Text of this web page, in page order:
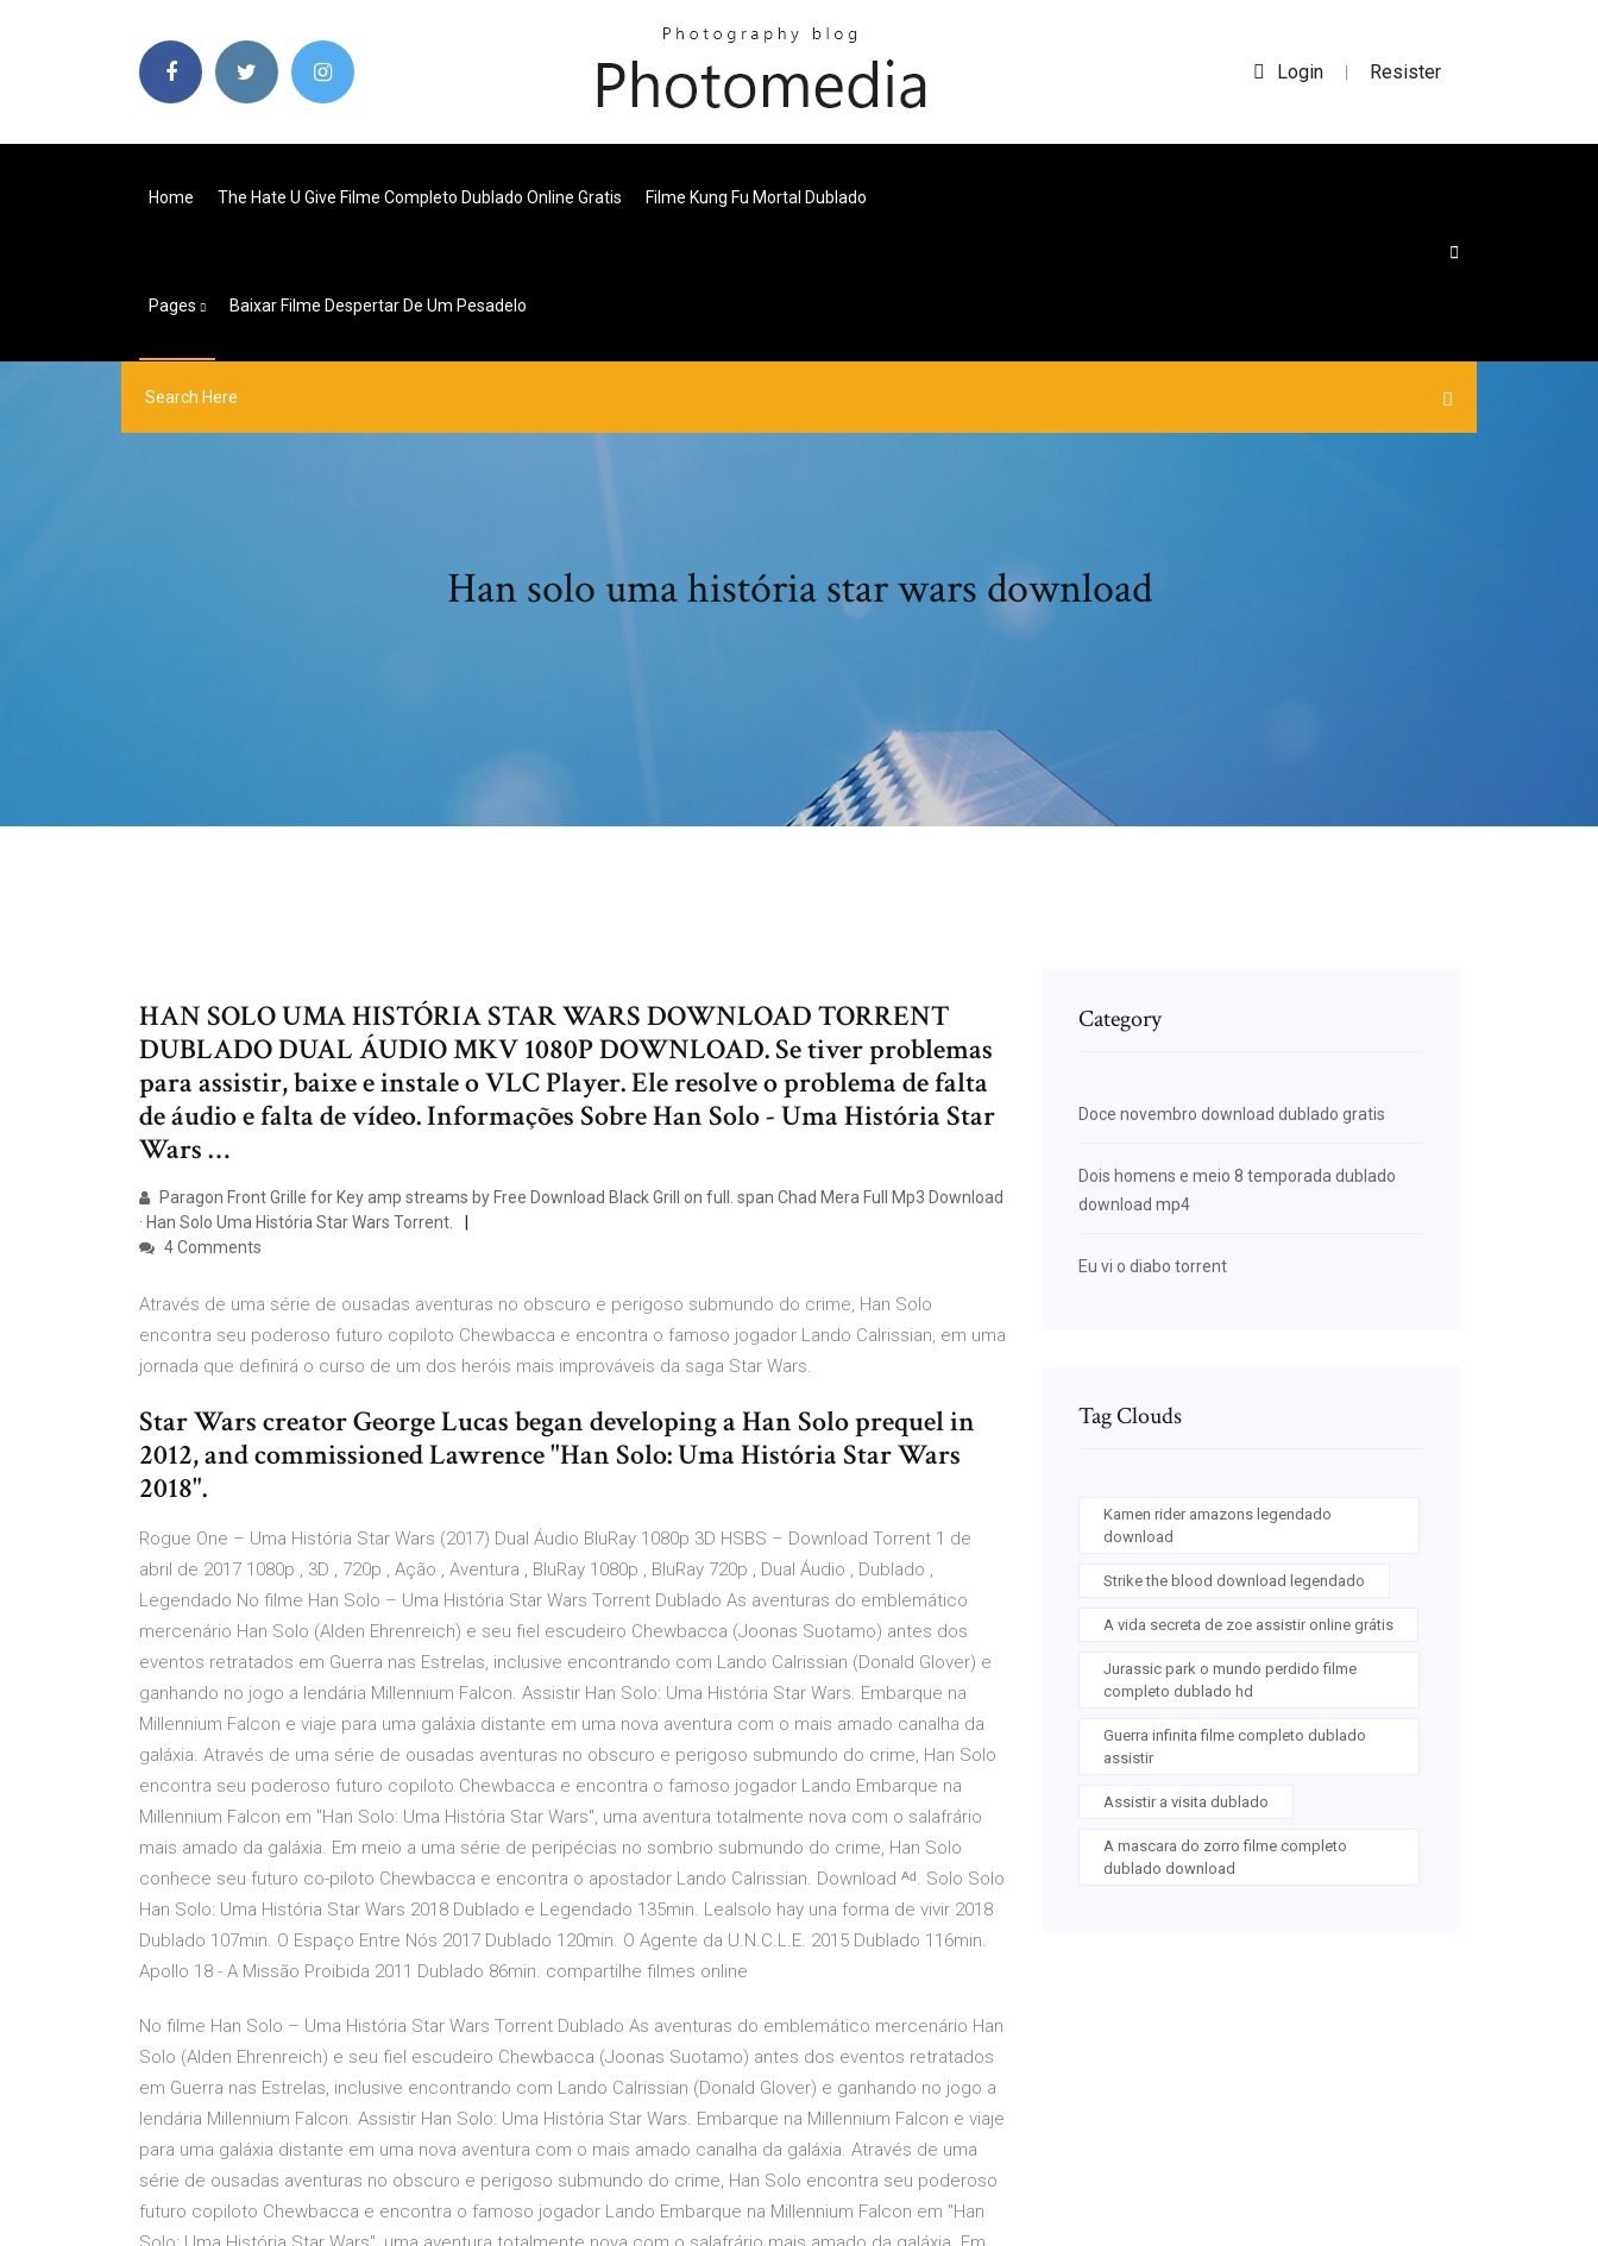
Login | Resister
Home The Hate U Give Filme Completo Dublado Online Gratis Filme Kung Fu Mortal Dublado
Pages Baixar Filme Despertar De Um Pesadelo
Han solo uma história star wars download
HAN SOLO UMA HISTÓRIA STAR WARS DOWNLOAD TORRENT
DUBLADO DUAL ÁUDIO MKV 1080P DOWNLOAD. Se tiver problemas
para assistir, baixe e instale o VLC Player. Ele resolve o problema de falta
de áudio e falta de vídeo. Informações Sobre Han Solo - Uma História Star
Wars …
Paragon Front Grille for Key amp streams by Free Download Black Grill on full. span Chad Mera Full Mp3 Download
· Han Solo Uma História Star Wars Torrent.
4 Comments
Através de uma série de ousadas aventuras no obscuro e perigoso submundo do crime, Han Solo
encontra seu poderoso futuro copiloto Chewbacca e encontra o famoso jogador Lando Calrissian, em uma
jornada que definirá o curso de um dos heróis mais improváveis da saga Star Wars.
Star Wars creator George Lucas began developing a Han Solo prequel in
2012, and commissioned Lawrence "Han Solo: Uma História Star Wars
2018".
Rogue One – Uma História Star Wars (2017) Dual Áudio BluRay 1080p 3D HSBS – Download Torrent 1 de
abril de 2017 1080p , 3D , 720p , Ação , Aventura , BluRay 1080p , BluRay 720p , Dual Áudio , Dublado ,
Legendado No filme Han Solo – Uma História Star Wars Torrent Dublado As aventuras do emblemático
mercenário Han Solo (Alden Ehrenreich) e seu fiel escudeiro Chewbacca (Joonas Suotamo) antes dos
eventos retratados em Guerra nas Estrelas, inclusive encontrando com Lando Calrissian (Donald Glover) e
ganhando no jogo a lendária Millennium Falcon. Assistir Han Solo: Uma História Star Wars. Embarque na
Millennium Falcon e viaje para uma galáxia distante em uma nova aventura com o mais amado canalha da
galáxia. Através de uma série de ousadas aventuras no obscuro e perigoso submundo do crime, Han Solo
encontra seu poderoso futuro copiloto Chewbacca e encontra o famoso jogador Lando Embarque na
Millennium Falcon em "Han Solo: Uma História Star Wars", uma aventura totalmente nova com o salafrário
mais amado da galáxia. Em meio a uma série de peripécias no sombrio submundo do crime, Han Solo
conhece seu futuro co-piloto Chewbacca e encontra o apostador Lando Calrissian. Download ᴬᵈ. Solo Solo
Han Solo: Uma História Star Wars 2018 Dublado e Legendado 135min. Lealsolo hay una forma de vivir 2018
Dublado 107min. O Espaço Entre Nós 2017 Dublado 120min. O Agente da U.N.C.L.E. 2015 Dublado 116min.
Apollo 18 - A Missão Proibida 2011 Dublado 86min. compartilhe filmes online
No filme Han Solo – Uma História Star Wars Torrent Dublado As aventuras do emblemático mercenário Han
Solo (Alden Ehrenreich) e seu fiel escudeiro Chewbacca (Joonas Suotamo) antes dos eventos retratados
em Guerra nas Estrelas, inclusive encontrando com Lando Calrissian (Donald Glover) e ganhando no jogo a
lendária Millennium Falcon. Assistir Han Solo: Uma História Star Wars. Embarque na Millennium Falcon e viaje
para uma galáxia distante em uma nova aventura com o mais amado canalha da galáxia. Através de uma
série de ousadas aventuras no obscuro e perigoso submundo do crime, Han Solo encontra seu poderoso
futuro copiloto Chewbacca e encontra o famoso jogador Lando Embarque na Millennium Falcon em "Han
Category
Doce novembro download dublado gratis
Dois homens e meio 8 temporada dublado
download mp4
Eu vi o diabo torrent
Tag Clouds
Kamen rider amazons legendado
download
Strike the blood download legendado
A vida secreta de zoe assistir online grátis
Jurassic park o mundo perdido filme
completo dublado hd
Guerra infinita filme completo dublado
assistir
Assistir a visita dublado
A mascara do zorro filme completo
dublado download